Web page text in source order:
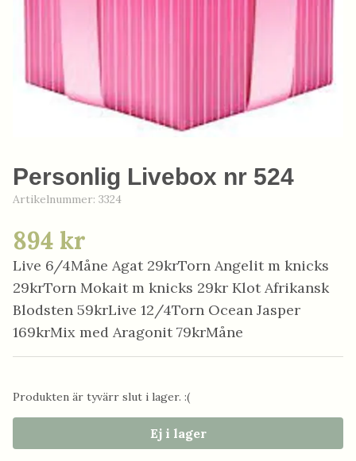
Personlig Livebox nr 524
Artikelnummer: 3324
894 kr
Live 6/4Måne Agat 29krTorn Angelit m knicks
29krTorn Mokait m knicks 29kr Klot Afrikansk
Blodsten 59krLive 12/4Torn Ocean Jasper
169krMix med Aragonit 79krMåne
Produkten är tyvärr slut i lager. :(
Ej i lager